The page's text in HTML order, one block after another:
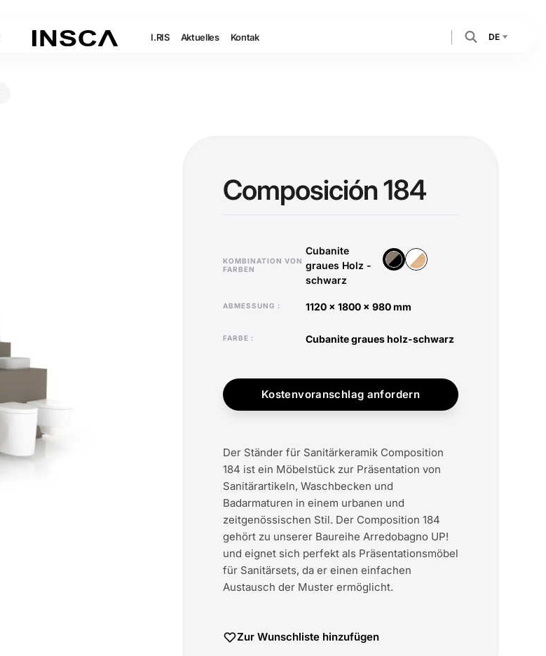
I.RIS Aktuelles Kontak DE
Composición 184
KOMBINATION VON
FARBEN
Cubanite
graues Holz -
schwarz
Cubanite graues Holz - schwarz
Holz Vicenza - Weiß
ABMESSUNG 1120 x 1800 x 980 mm
FARBE cubanite graues holz-schwarz
Kostenvoranschlag anfordern
Der Ständer für Sanitärkeramik Composition
184 ist ein Möbelstück zur Präsentation von
Sanitärartikeln, Waschbecken und
Badarmaturen in einem urbanen und
zeitgenössischen Stil. Der Composition 184
gehört zu unserer Baureihe Arredobagno UP!
und eignet sich perfekt als Präsentationsmöbel
für Sanitärsets, da er einen einfachen
Austausch der Muster ermöglicht.
Zur Wunschliste hinzufügen